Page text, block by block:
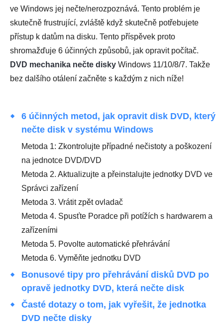
ve Windows jej nečte/nerozpoznává. Tento problém je
skutečně frustrující, zvláště když skutečně potřebujete
přístup k datům na disku. Tento příspěvek proto
shromažďuje 6 účinných způsobů, jak opravit počítač.
DVD mechanika nečte disky Windows 11/10/8/7. Takže
bez dalšího otálení začněte s každým z nich níže!
6 účinných metod, jak opravit disk DVD, který
nečte disk v systému Windows
Metoda 1: Zkontrolujte případné nečistoty a poškození
na jednotce DVD/DVD
Metoda 2. Aktualizujte a přeinstalujte jednotky DVD ve
Správci zařízení
Metoda 3. Vrátit zpět ovladač
Metoda 4. Spusťte Poradce při potížích s hardwarem a
zařízeními
Metoda 5. Povolte automatické přehrávání
Metoda 6. Vyměňte jednotku DVD
Bonusové tipy pro přehrávání disků DVD po
opravě jednotky DVD, která nečte disk
Časté dotazy o tom, jak vyřešit, že jednotka
DVD nečte disky